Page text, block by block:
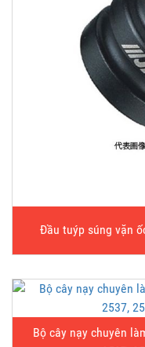
Đầu tuýp súng vặn
Bộ cây nạy chuyên